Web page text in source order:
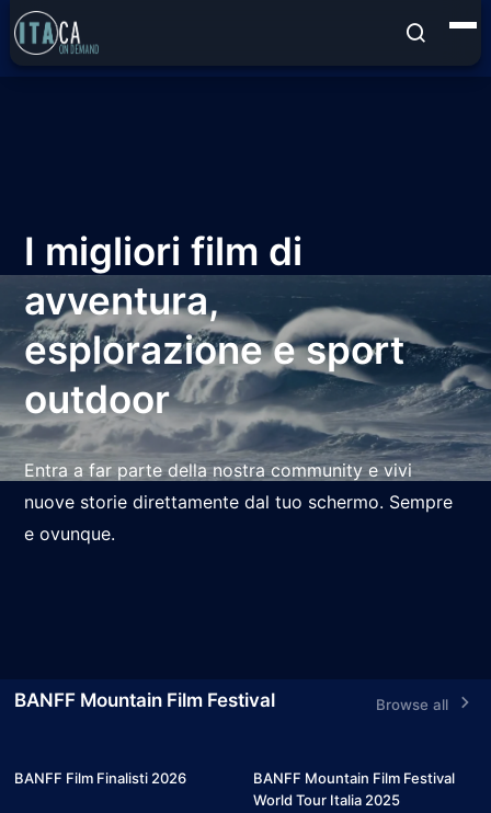
I migliori film di
avventura,
esplorazione e sport
outdoor
Entra a far parte della nostra community e vivi
nuove storie direttamente dal tuo schermo. Sempre
e ovunque.
BANFF Mountain Film Festival Browse all
BANFF Film Finalisti 2026
BANFF Mountain Film Festival
World Tour Italia 2025